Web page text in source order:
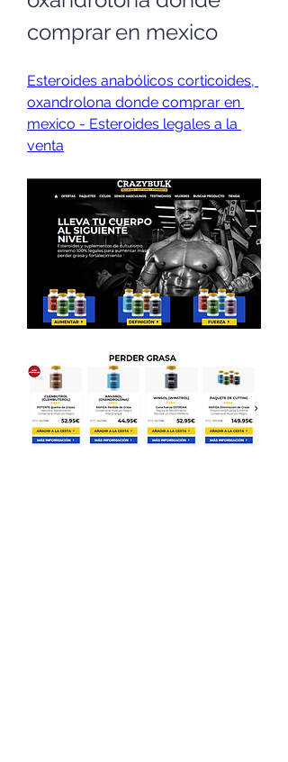
comprar en mexico
Esteroides anabólicos corticoides,
oxandrolona donde comprar en
mexico - Esteroides legales a la
venta